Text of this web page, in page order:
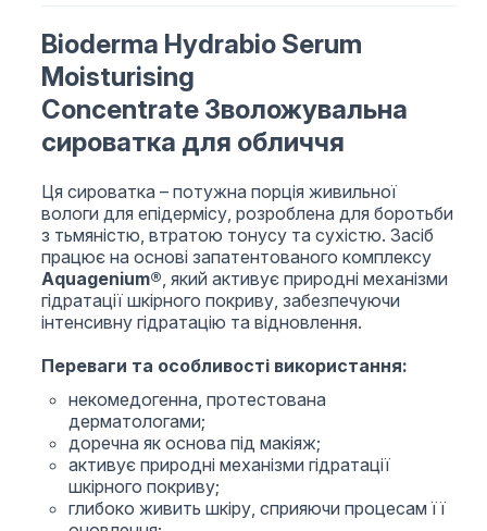
Bioderma Hydrabio Serum
Moisturising
Concentrate Зволожувальна
сироватка для обличчя
Ця сироватка – потужна порція живильної
вологи для епідермісу, розроблена для боротьби
з тьмяністю, втратою тонусу та сухістю. Засіб
працює на основі запатентованого комплексу
Aquagenium®, який активує природні механізми
гідратації шкірного покриву, забезпечуючи
інтенсивну гідратацію та відновлення.
Переваги та особливості використання:
некомедогенна, протестована
дерматологами;
доречна як основа під макіяж;
активує природні механізми гідратації
шкірного покриву;
глибоко живить шкіру, сприяючи процесам її